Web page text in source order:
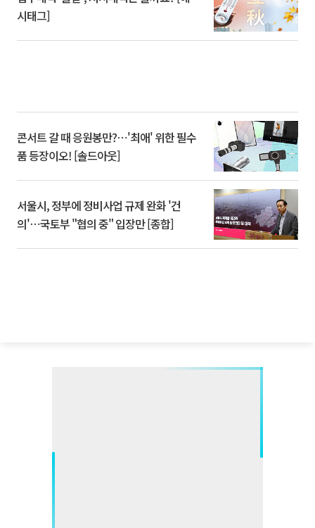
시태그]
콘서트 갈 때 응원봉만?⋯'최애' 위한 필수
품 등장이오! [솔드아웃]
서울시, 정부에 정비사업 규제 완화 '건
의'⋯국토부 "협의 중" 입장만 [종합]